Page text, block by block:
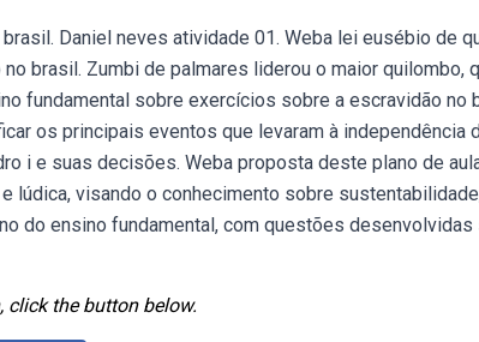
Daniel neves atividade 01. Weba lei eusébio de
brasil. Zumbi de palmares liderou o maior quilombo,
fundamental sobre exercícios sobre a escravidão no
os principais eventos que levaram à independência
i e suas decisões. Weba proposta deste plano de
lúdica, visando o conhecimento sobre
do ensino fundamental, com questões desenvolvidas
click the button below.